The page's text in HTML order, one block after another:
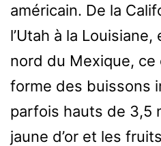
américain. De la
l’Utah à la
nord du Mexique,
forme des buissons
parfois hauts de
jaune d’or et les